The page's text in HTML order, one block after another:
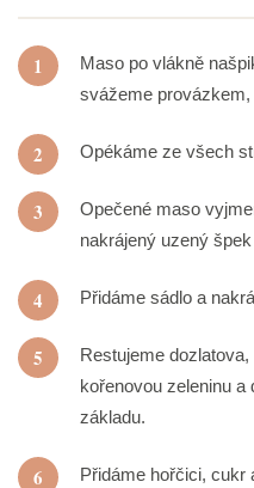
1
Maso po vlákně
svážeme
2 Opékáme ze všech
3
Opečené maso
nakrájený uzený
4 Přidáme sádlo a
5
Restujeme
kořenovou zeleninu a
základu.
6
Přidáme hořčici, cukr